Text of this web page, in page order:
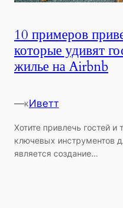
10 примеров
которые удивят
жилье на Airbnb
—кИветт
Хотите привлечь гостей
ключевых инструментов
является создание…